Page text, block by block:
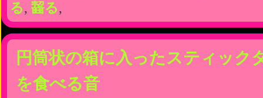
る, 齧る,
円筒状の箱に入ったスティック
を食べる音